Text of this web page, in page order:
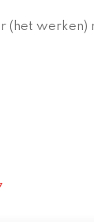
werken)